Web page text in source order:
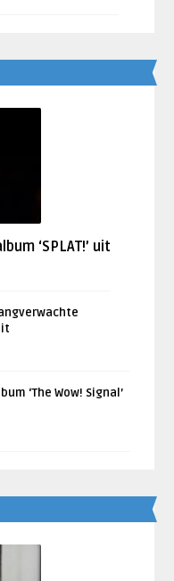
‘SPLAT!’ uit
‘The Wow! Signal’